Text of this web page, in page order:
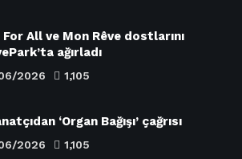
For All ve Mon Rêve dostlarını
ağırladı
2026 1,105
‘Organ Bağışı’ çağrısı
2026 1,105